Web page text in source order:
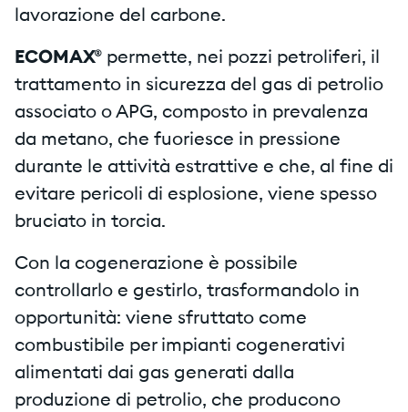
lavorazione del carbone.
ECOMAX® permette, nei pozzi petroliferi, il
trattamento in sicurezza del gas di petrolio
associato o APG, composto in prevalenza
da metano, che fuoriesce in pressione
durante le attività estrattive e che, al fine di
evitare pericoli di esplosione, viene spesso
bruciato in torcia.
Con la cogenerazione è possibile
controllarlo e gestirlo, trasformandolo in
opportunità: viene sfruttato come
combustibile per impianti cogenerativi
alimentati dai gas generati dalla
produzione di petrolio, che producono